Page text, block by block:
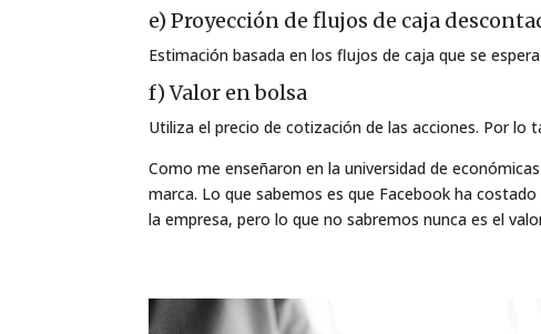
e) Proyección de flujos de caja
Estimación basada en los flujos de caja que se
f) Valor en bolsa
Utiliza el precio de cotización de las acciones. Por
Como me enseñaron en la universidad de
marca. Lo que sabemos es que Facebook ha
la empresa, pero lo que no sabremos nunca es el